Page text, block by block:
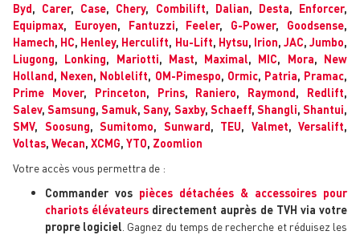
Byd, Carer, Case, Chery, Combilift, Dalian, Desta, Enforcer,
Equipmax, Euroyen, Fantuzzi, Feeler, G-Power, Goodsense,
Hamech, HC, Henley, Herculift, Hu-Lift, Hytsu, Irion, JAC, Jumbo,
Liugong, Lonking, Mariotti, Mast, Maximal, MIC, Mora, New
Holland, Nexen, Noblelift, OM-Pimespo, Ormic, Patria, Pramac,
Prime Mover, Princeton, Prins, Raniero, Raymond, Redlift,
Salev,Samsung,Samuk,Sany, Saxby, Schaeff, Shangli,Shantui,
SMV, Soosung, Sumitomo, Sunward, TEU, Valmet, Versalift,
Voltas, Wecan, XCMG, YTO, Zoomlion
Votre accès vous permettra de :
Commander vos pièces détachées & accessoires pour
chariots élévateurs directement auprès de TVH via votre
propre logiciel . Gagnez du temps de recherche et réduisez les